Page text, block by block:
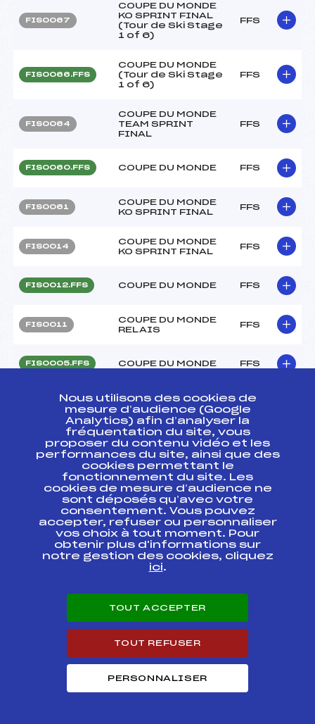
FIS0067
COUPE DU MONDE
KO SPRINT FINAL
(Tour de Ski Stage
1 of 6)
FFS
FIS0066.FFS
COUPE DU MONDE
(Tour de Ski Stage
1 of 6)
FFS
FIS0064
COUPE DU MONDE
TEAM SPRINT
FINAL
FFS
FIS0060.FFS COUPE DU MONDE FFS
FIS0061
COUPE DU MONDE
KO SPRINT FINAL
FFS
FIS0014
COUPE DU MONDE
KO SPRINT FINAL
FFS
FIS0012.FFS COUPE DU MONDE FFS
FIS0011
COUPE DU MONDE
RELAIS
FFS
FIS0005.FFS COUPE DU MONDE FFS
FIS0007
COUPE DU MONDE
KO SPRINT FINAL
FFS
FIS0003.FFS COUPE DU MONDE FFS
FIS0002
COUPE DU MONDE
KO SPRINT FINAL
FFS
FIS0001.FFS COUPE DU MONDE FFS
Résultats Nordique 2021
Course Cat.
CHAMPIONNATS DE
FRANCE SKI DE
FOND D'ETE
INDIVIDUEL 2021
Nous utilisons des cookies de
mesure d’audience (Google
Analytics) afin d’analyser la
fréquentation du site, vous
proposer du contenu vidéo et les
performances du site, ainsi que des
cookies permettant le
fonctionnement du site. Les
cookies de mesure d’audience ne
sont déposés qu’avec votre
consentement. Vous pouvez
accepter, refuser ou personnaliser
vos choix à tout moment. Pour
obtenir plus d'informations sur
notre gestion des cookies, cliquez
ici.
TOUT ACCEPTER
TOUT REFUSER
PERSONNALISER